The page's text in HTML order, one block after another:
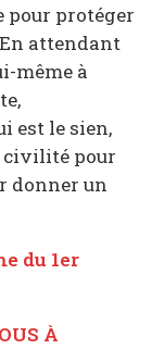
pour protéger
attendant
même à
est le sien,
civilité pour
donner un
du 1er
À